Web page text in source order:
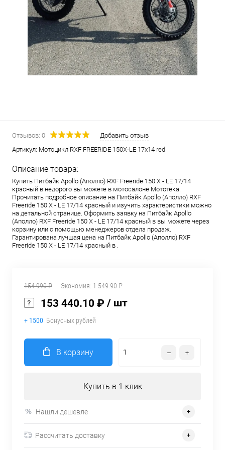
Отзывов: 0
Добавить отзыв
Артикул: Мотоцикл RXF FREERIDE 150X-LE 17х14 red
Описание товара:
Купить Питбайк Apollo (Аполло) RXF Freeride 150 X - LE 17/14
красный в недорого вы можете в мотосалоне Мототека.
Прочитать подробное описание на Питбайк Apollo (Аполло) RXF
Freeride 150 X - LE 17/14 красный и изучить характеристики можно
на детальной странице. Оформить заявку на Питбайк Apollo
(Аполло) RXF Freeride 150 X - LE 17/14 красный в вы можете через
корзину или с помощью менеджеров отдела продаж.
Гарантирована лучшая цена на Питбайк Apollo (Аполло) RXF
Freeride 150 X - LE 17/14 красный в .
154 990 ₽ Экономия: 1 549.90 ₽
153 440.10 ₽ / шт
+ 1500 Бонусных рублей
В корзину
Купить в 1 клик
Нашли дешевле
Рассчитать доставку